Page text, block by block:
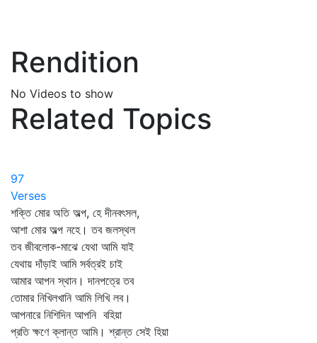
Rendition
No Videos to show
Related Topics
97
Verses
শক্তি মোর অতি অল্প, হে দীনবৎসল,
আশা মোর অল্প নহে। তব জলস্থল
তব জীবলোক-মাঝে যেথা আমি যাই
যেথায় দাঁড়াই আমি সর্বত্রই চাই
আমার আপন স্থান। দানপত্রে তব
তোমার নিখিলখানি আমি লিখি লব।
আপনারে নিশিদিন আপনি বহিয়া
প্রতি ক্ষণে ক্লান্ত আমি। শ্রান্ত সেই হিয়া